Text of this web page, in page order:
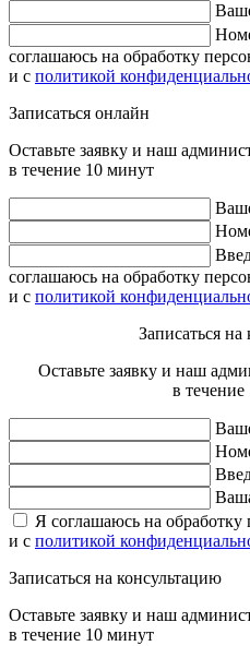
соглашаюсь на обработку
и с политикой
Записаться онлайн
Оставьте заявку и наш
в течение 10 минут
соглашаюсь на обработку
и с политикой
Записаться
Оставьте заявку и наш
в
Я соглашаюсь на
и с политикой
Записаться на консультацию
Оставьте заявку и наш
в течение 10 минут